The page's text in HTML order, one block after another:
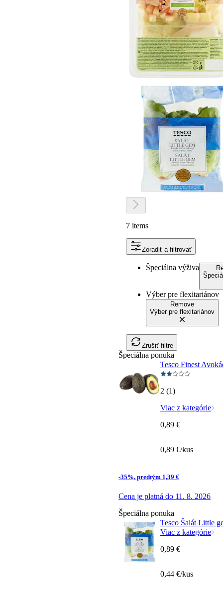
7 items
Zoradiť a filtrovať
Špeciálna výživa
Výber pre flexitariánov
Remove
Výber pre flexitariánov
Zrušiť filtre
Špeciálna ponuka
Tesco Finest
2 (1)
Viac z kategórie
-35%, predtým 1,39 €
Cena je platná do 11. 8. 2026
0,89 €
0,89 €/kus
Špeciálna ponuka
Tesco Šalát Little
Viac z kategórie
0,89 €
0,44 €/kus